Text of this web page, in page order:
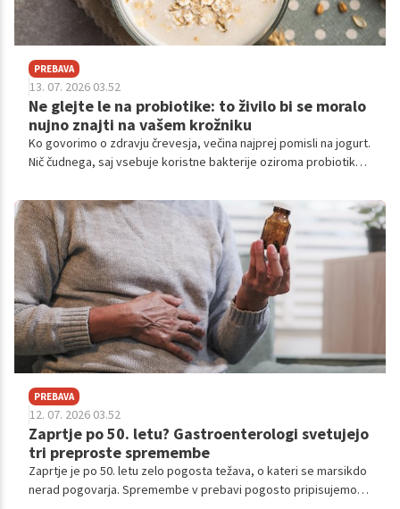
PREBAVA
13. 07. 2026 03.52
Ne glejte le na probiotike: to živilo bi se moralo
nujno znajti na vašem krožniku
Ko govorimo o zdravju črevesja, večina najprej pomisli na jogurt.
Nič čudnega, saj vsebuje koristne bakterije oziroma probiotike,
PREBAVA
12. 07. 2026 03.52
Zaprtje po 50. letu? Gastroenterologi svetujejo
tri preproste spremembe
Zaprtje je po 50. letu zelo pogosta težava, o kateri se marsikdo
nerad pogovarja. Spremembe v prebavi pogosto pripisujemo